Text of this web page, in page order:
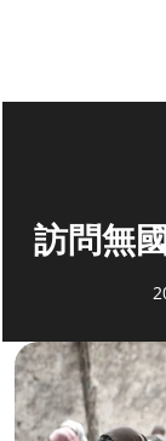
訪問無